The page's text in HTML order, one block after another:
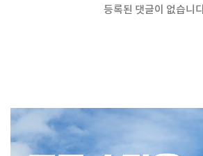
등록된 댓글이 없습니